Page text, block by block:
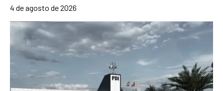
4 de agosto de 2026